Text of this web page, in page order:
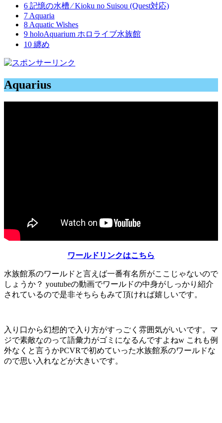
6 記憶の水槽 ⁄ Kioku no Suisou (Quest対応)
7 Aquaria
8 Aquatic Wishes
9 holoAquarium ホロライブ水族館
10 纏め
Aquarius
ワールドリンクはこちら
水族館系のワールドと言えば一番有名所がここじゃないので
しょうか？ youtubeの動画でワールドの中身がしっかり紹介
されているので是非そちらもみて頂ければ嬉しいです。
入り口から幻想的で入り方がすっごく雰囲気がいいです。マ
ジで素敵なのって語彙力がゴミになるんですよねw これも例
外なくと言うかPCVRで初めていった水族館系のワールドな
ので思い入れなどが大きいです。